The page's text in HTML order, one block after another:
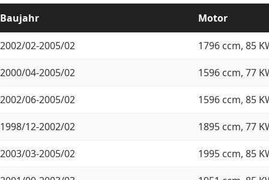
Baujahr Motor
2002/02-2005/02 1796 ccm, 85
2000/04-2005/02 1596 ccm, 77
2002/06-2005/02 1596 ccm, 85
1998/12-2002/02 1895 ccm, 77
2003/03-2005/02 1995 ccm, 85